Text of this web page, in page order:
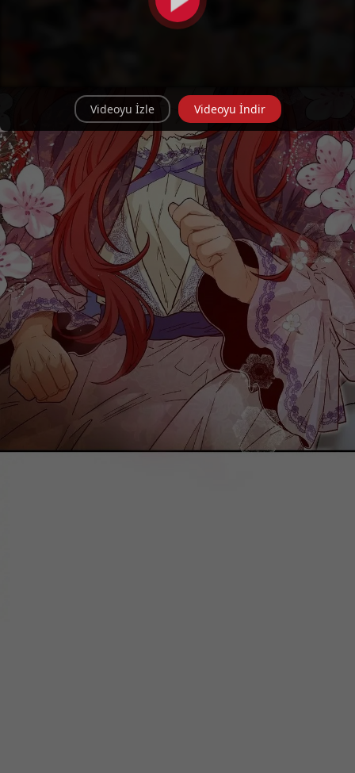
Videoyu İzle Videoyu İndir